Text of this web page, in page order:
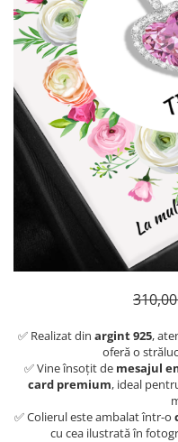
✅ Realizat din argint 925,
oferă o
✅ Vine însoțit de mesajul
card premium, ideal
✅ Colierul este ambalat într-o
cu cea ilustrată în